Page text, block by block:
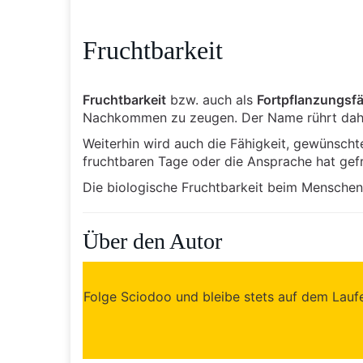
Fruchtbarkeit
Fruchtbarkeit bzw. auch als
Nachkommen zu zeugen. Der Name rührt
Weiterhin wird auch die Fähigkeit,
fruchtbaren Tage oder die Ansprache hat
Die biologische Fruchtbarkeit beim
Über den Autor
Folge Sciodoo und bleibe stets auf dem